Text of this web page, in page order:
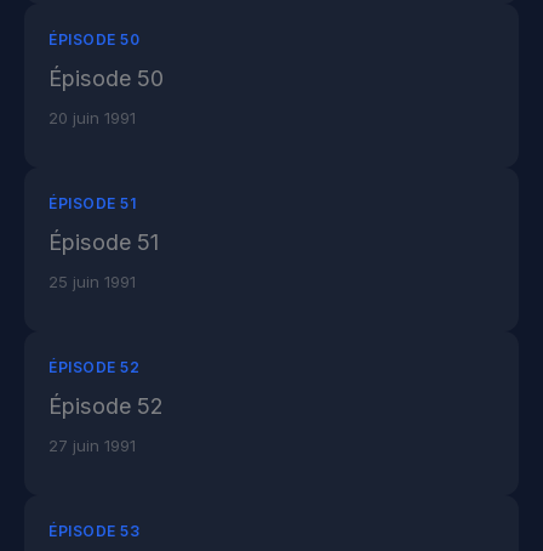
ÉPISODE 50
Épisode 50
20 juin 1991
ÉPISODE 51
Épisode 51
25 juin 1991
ÉPISODE 52
Épisode 52
27 juin 1991
ÉPISODE 53